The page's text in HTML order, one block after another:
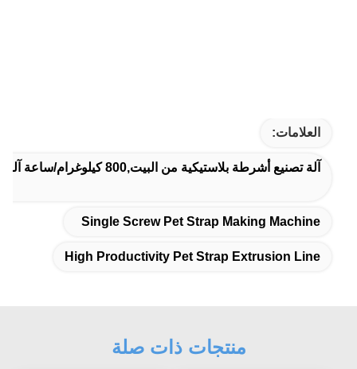
العلامات:
آلة تصنيع أشرطة بلاستيكية من البيت,800 كيلوغرام/ساعة آلة لصنع أشرطة بلاستيكية,خط إنتاجية عالية للخيط الحيوانات الأليفة
Single Screw Pet Strap Making Machine
High Productivity Pet Strap Extrusion Line
منتجات ذات صلة